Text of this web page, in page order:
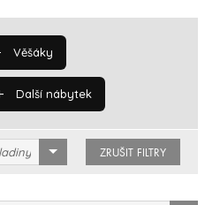
Věšáky
Další nábytek
ZRUŠIT FILTRY